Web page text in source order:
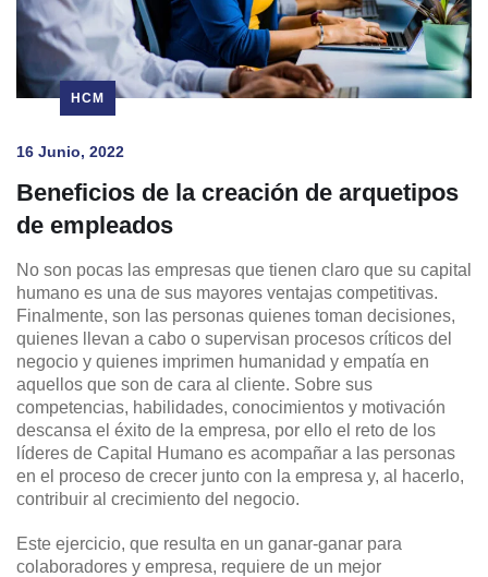
HCM
16 Junio, 2022
Beneficios de la creación de arquetipos
de empleados
No son pocas las empresas que tienen claro que su capital
humano es una de sus mayores ventajas competitivas.
Finalmente, son las personas quienes toman decisiones,
quienes llevan a cabo o supervisan procesos críticos del
negocio y quienes imprimen humanidad y empatía en
aquellos que son de cara al cliente. Sobre sus
competencias, habilidades, conocimientos y motivación
descansa el éxito de la empresa, por ello el reto de los
líderes de Capital Humano es acompañar a las personas
en el proceso de crecer junto con la empresa y, al hacerlo,
contribuir al crecimiento del negocio.
Este ejercicio, que resulta en un ganar-ganar para
colaboradores y empresa, requiere de un mejor